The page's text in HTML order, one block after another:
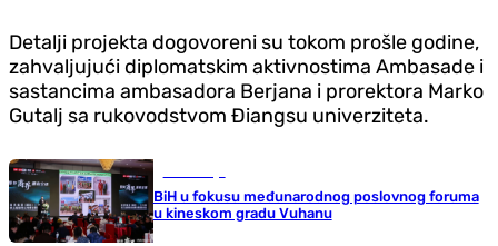
Detalji projekta dogovoreni su tokom prošle godine,
zahvaljujući diplomatskim aktivnostima Ambasade i
sastancima ambasadora Berjana i prorektora Marko
Gutalj sa rukovodstvom Điangsu univerziteta.
BiH u fokusu međunarodnog poslovnog foruma
u kineskom gradu Vuhanu